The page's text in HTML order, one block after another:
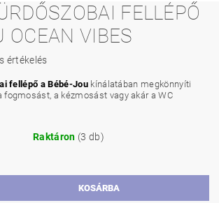
FELLÉPŐ
OCEAN VIBES
értékelés
fellépő a Bébé-Joukínálatában megkönnyíti
fogmosást, a kézmosást vagy akár a WC
Raktáron (3 db)